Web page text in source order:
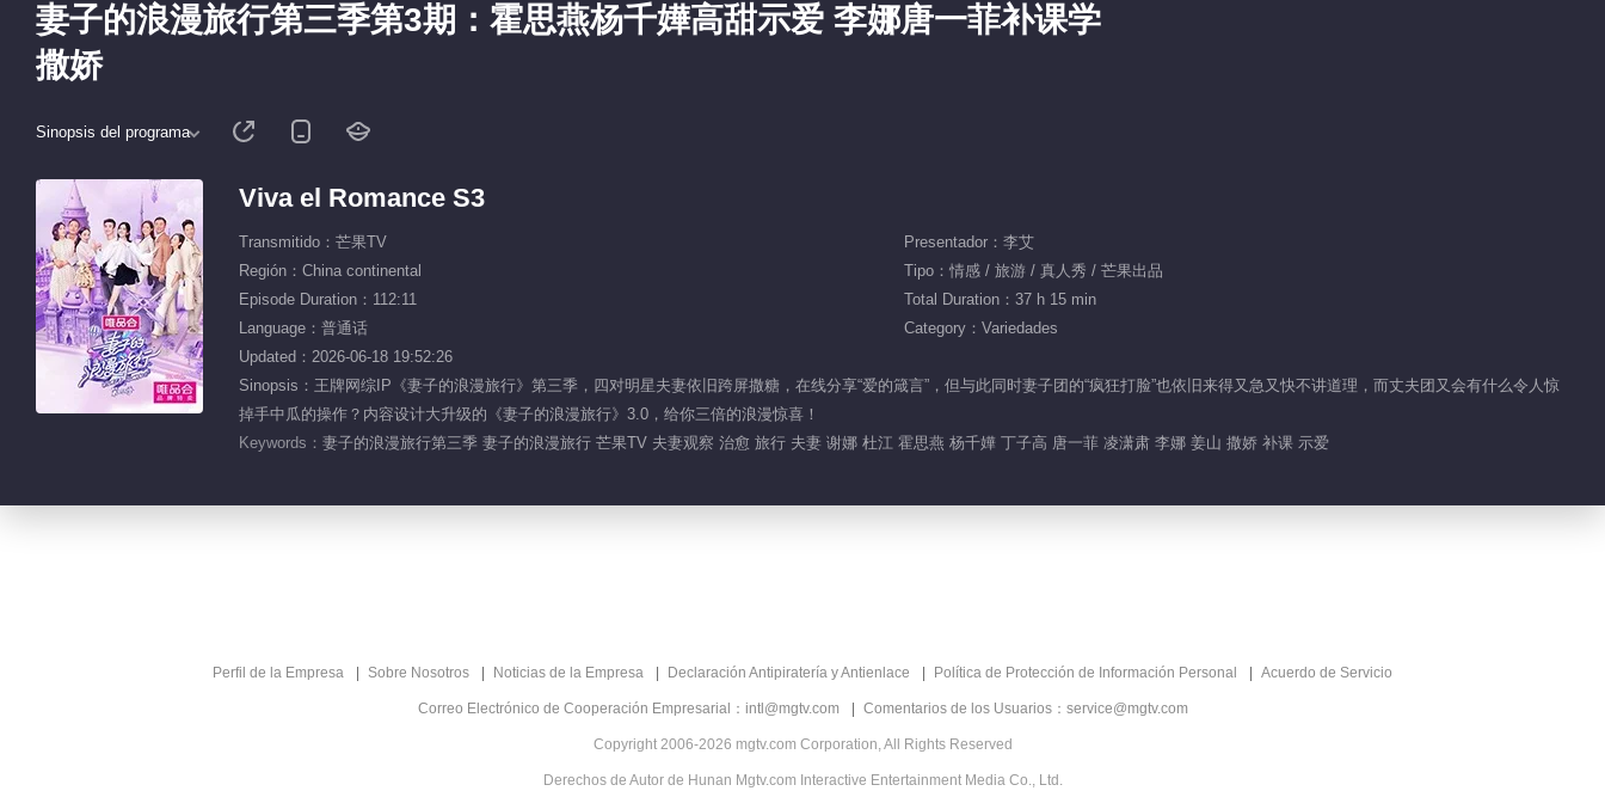
02:56
了
妻子的浪漫旅行第三季第3期：霍思燕杨千嬅高甜示爱 李娜唐一菲补课学
撒娇
Sinopsis del programa
Viva el Romance S3
Transmitido：芒果TV
Presentador：李艾
Región：China continental
Tipo：情感 / 旅游 / 真人秀 / 芒果出品
Episode Duration：112:11
Total Duration：37 h 15 min
Language：普通话
Category：Variedades
Updated：2026-06-18 19:52:26
Sinopsis：王牌网综IP《妻子的浪漫旅行》第三季，四对明星夫妻依旧跨屏撒糖，在线分享“爱的箴言”，但与此同时妻子团的“疯狂打脸”也依旧来得又急又快不讲道理，而丈夫团又会有什么令人惊
掉手中瓜的操作？内容设计大升级的《妻子的浪漫旅行》3.0，给你三倍的浪漫惊喜！
Keywords： 妻子的浪漫旅行第三季 妻子的浪漫旅行 芒果TV 夫妻观察 治愈 旅行 夫妻 谢娜 杜江 霍思燕 杨千嬅 丁子高 唐一菲 凌潇肃 李娜 姜山 撒娇 补课 示爱
Perfil de la Empresa Sobre Nosotros Noticias de la Empresa Declaración Antipiratería y Antienlace Política de Protección de Información Personal Acuerdo de Servicio
Correo Electrónico de Cooperación Empresarial：intl@mgtv.com Comentarios de los Usuarios：service@mgtv.com
Copyright 2006-2026 mgtv.com Corporation, All Rights Reserved
Derechos de Autor de Hunan Mgtv.com Interactive Entertainment Media Co., Ltd.